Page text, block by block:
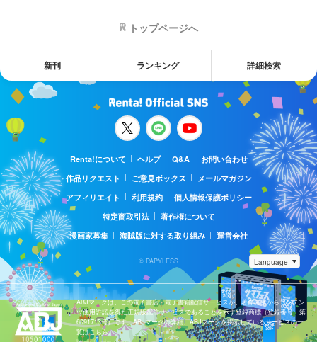
トップページへ
新刊 ランキング 詳細検索
Renta!について ヘルプ Q&A
お問い合わせ
作品リクエスト
ご意見ボックス
メールマガジン
アフィリエイト
利用規約
個人情報保護ポリシー
特定商取引法
著作権について
漫画家募集
海賊版に対する取り組み 運営会社
© PAPYLESS
ABJマークは、この電子書店・電子書籍配信サービスが、著作権者からコンテン
ツ使用許諾を得た正規版配信サービスであることを示す登録商標（登録番号 第
6091713号）です。ABJマークの詳細、ABJマークを掲示しているサービスの一
覧はこちら。